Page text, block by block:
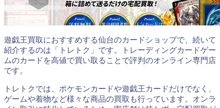
遊戯王買取におすすめする仙台のカードショップで、続いて
紹介するのは「トレトク」です。トレーディングカードゲー
ムのカードを高値で買い取ることで評判のオンライン専門店
です。
トレトクでは、ポケモンカードや遊戯王カードだけでなく、
ゲームや着物など様々な商品の買取も行っています。オンラ